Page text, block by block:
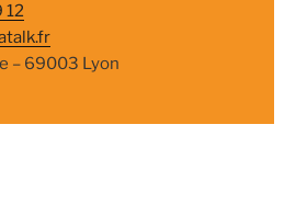
12
– 69003 Lyon